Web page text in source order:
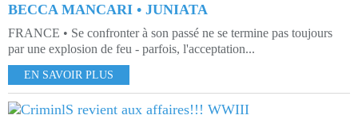
BECCA MANCARI • JUNIATA
FRANCE • Se confronter à son passé ne se termine pas toujours
par une explosion de feu - parfois, l'acceptation...
EN SAVOIR PLUS